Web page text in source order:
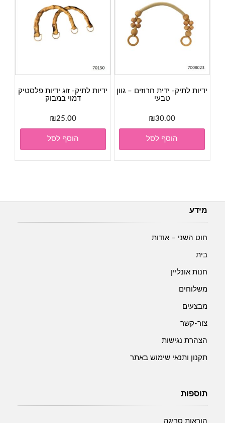
ידיות לתיק- ידית חרוזים – גוון
טבעי
₪30.00
הוסף לסל
ידיות לתיק- זוג ידיות פלסטיק
דמוי במבוק
₪25.00
הוסף לסל
מידע
חוט השני – אודות
בית
חנות אונליין
משלוחים
מבצעים
צור-קשר
הצהרת נגישות
תקנון ותנאי שימוש באתר
תוספות
הוראות סריגה